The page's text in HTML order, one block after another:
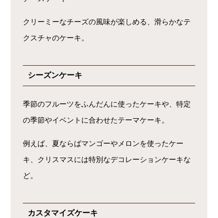
クリーミーなチーズの風味が楽しめる、滑らかなテ
クスチャのケーキ。
シーズンケーキ
季節のフルーツをふんだんに使ったケーキや、特定
の季節やイベントに合わせたテーマケーキ。
例えば、夏ならばマンゴーやメロンを使ったケー
キ、クリスマスには特別なデコレーションケーキな
ど。
カスタマイズケーキ